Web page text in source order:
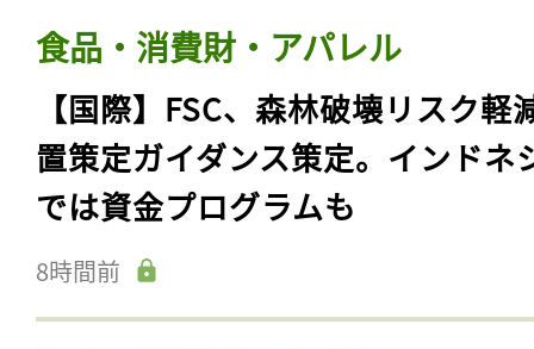
食品・消費財・アパレル
【国際】FSC、森林破壊リスク軽
置策定ガイダンス策定。インドネ
では資金プログラムも
8時間前